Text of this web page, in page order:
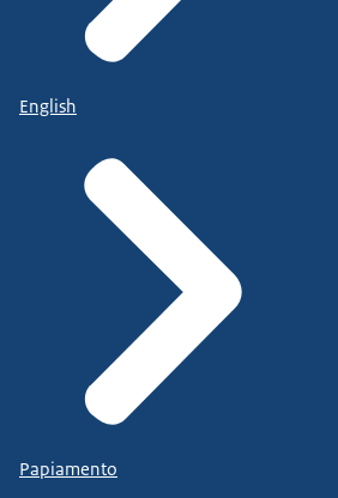
English
Papiamento